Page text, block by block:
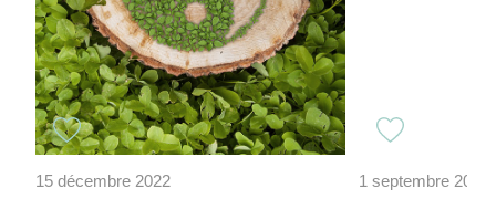
15 décembre 2022 1 septembre 2014